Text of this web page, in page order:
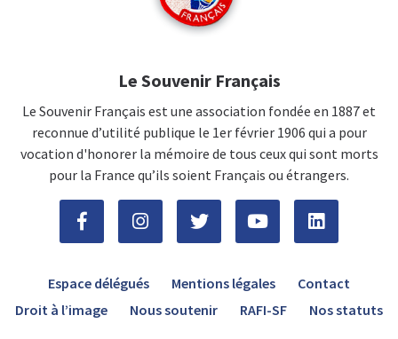
Le Souvenir Français
Le Souvenir Français est une association fondée en 1887 et
reconnue d’utilité publique le 1er février 1906 qui a pour
vocation d'honorer la mémoire de tous ceux qui sont morts
pour la France qu’ils soient Français ou étrangers.
Espace délégués Mentions légales
Contact
Droit à l’image
Nous soutenir RAFI-SF Nos statuts